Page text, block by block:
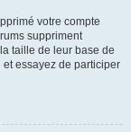
votre compte
suppriment
taille de leur base de
essayez de participer